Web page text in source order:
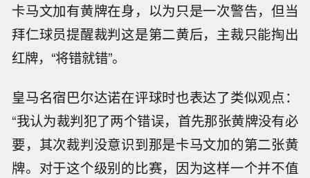
卡马文加有黄牌在身，以为只是一次警告，但当
拜仁球员提醒裁判这是第二黄后，主裁只能掏出
红牌，“将错就错”。
皇马名宿巴尔达诺在评球时也表达了类似观点：
“我认为裁判犯了两个错误，首先那张黄牌没有必
要，其次裁判没意识到那是卡马文加的第二张黄
牌。对于这个级别的比赛，因为这样一个并不值